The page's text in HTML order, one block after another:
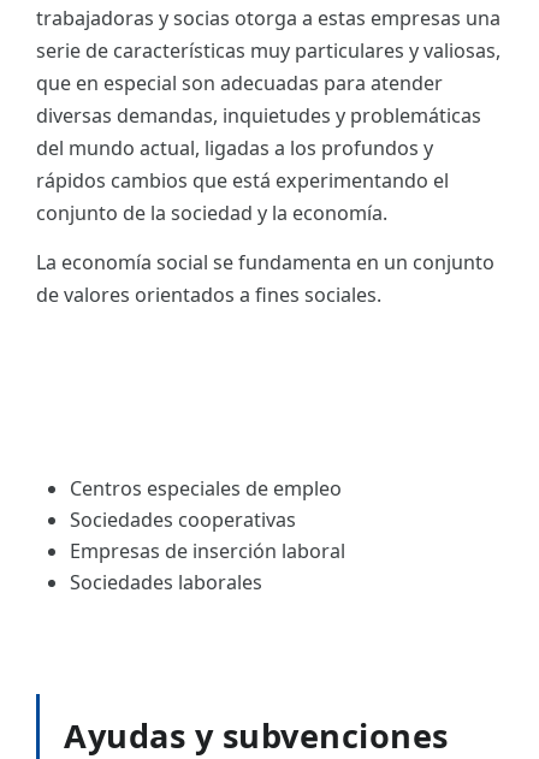
trabajadoras y socias otorga a estas empresas una
serie de características muy particulares y valiosas,
que en especial son adecuadas para atender
diversas demandas, inquietudes y problemáticas
del mundo actual, ligadas a los profundos y
rápidos cambios que está experimentando el
conjunto de la sociedad y la economía.
La economía social se fundamenta en un conjunto
de valores orientados a fines sociales.
Centros especiales de empleo
Sociedades cooperativas
Empresas de inserción laboral
Sociedades laborales
Ayudas y subvenciones